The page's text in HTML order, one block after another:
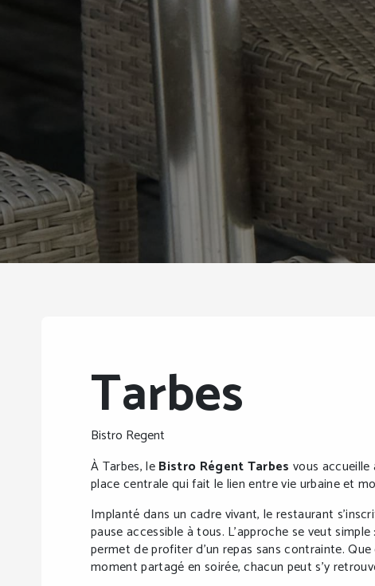
Tarbes
Bistro Regent
À Tarbes, leBistro Régent Tarbes vous accueille
place centrale qui fait le lien entre vie urbaine et
Implanté dans un cadre vivant, le restaurant
pause accessible à tous. L’approche se veut
permet de profiter d’un repas sans contrainte.
moment partagé en soirée, chacun peut s’y